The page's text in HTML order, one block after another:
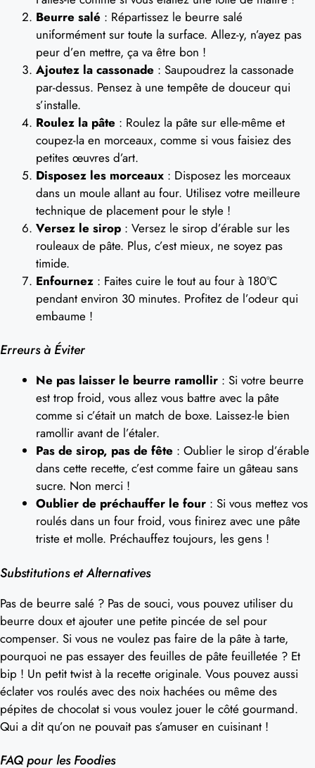
Beurre salé : Répartissez le beurre salé
uniformément sur toute la surface. Allez-y, n’ayez pas
peur d’en mettre, ça va être bon !
Ajoutez la cassonade : Saupoudrez la cassonade
par-dessus. Pensez à une tempête de douceur qui
s’installe.
Roulez la pâte : Roulez la pâte sur elle-même et
coupez-la en morceaux, comme si vous faisiez des
petites œuvres d’art.
Disposez les morceaux : Disposez les morceaux
dans un moule allant au four. Utilisez votre meilleure
technique de placement pour le style !
Versez le sirop : Versez le sirop d’érable sur les
rouleaux de pâte. Plus, c’est mieux, ne soyez pas
timide.
Enfournez : Faites cuire le tout au four à 180°C
pendant environ 30 minutes. Profitez de l’odeur qui
embaume !
Erreurs à Éviter
Ne pas laisser le beurre ramollir : Si votre beurre
est trop froid, vous allez vous battre avec la pâte
comme si c’était un match de boxe. Laissez-le bien
ramollir avant de l’étaler.
Pas de sirop, pas de fête : Oublier le sirop d’érable
dans cette recette, c’est comme faire un gâteau sans
sucre. Non merci !
Oublier de préchauffer le four : Si vous mettez vos
roulés dans un four froid, vous finirez avec une pâte
triste et molle. Préchauffez toujours, les gens !
Substitutions et Alternatives
Pas de beurre salé ? Pas de souci, vous pouvez utiliser du
beurre doux et ajouter une petite pincée de sel pour
compenser. Si vous ne voulez pas faire de la pâte à tarte,
pourquoi ne pas essayer des feuilles de pâte feuilletée ? Et
bip ! Un petit twist à la recette originale. Vous pouvez aussi
éclater vos roulés avec des noix hachées ou même des
pépites de chocolat si vous voulez jouer le côté gourmand.
Qui a dit qu’on ne pouvait pas s’amuser en cuisinant !
FAQ pour les Foodies